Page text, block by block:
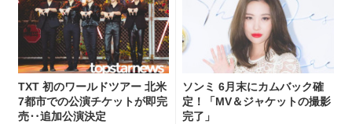
TXT 初のワールドツアー 北米
7都市での公演チケットが即完
売‥追加公演決定
ソンミ 6月末にカムバック確
定！「MV＆ジャケットの撮影
完了」